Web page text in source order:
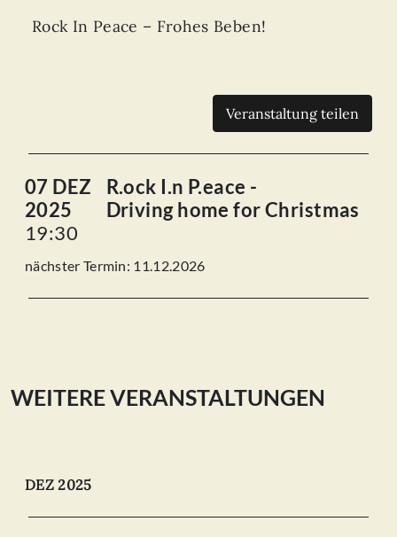
Rock In Peace – Frohes Beben!
Veranstaltung teilen
07 DEZ
2025
19:30
R.ock I.n P.eace -
Driving home for Christmas
nächster Termin: 11.12.2026
WEITERE VERANSTALTUNGEN
DEZ 2025